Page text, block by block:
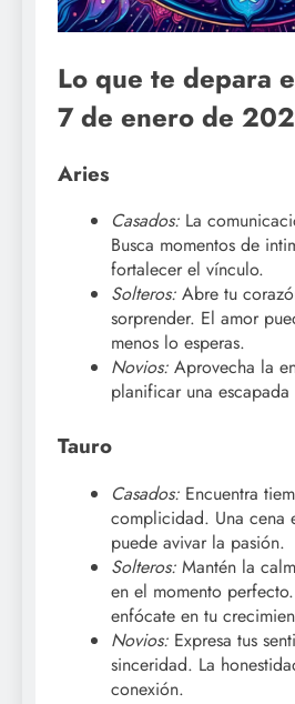
Lo que te depara
7 de enero de
Aries
Casados: La
Busca momentos de
fortalecer el vínculo.
Solteros: Abre tu
sorprender. El amor
menos lo esperas.
Novios: Aprovecha la
planificar una
Tauro
Casados: Encuentra
complicidad. Una cena
puede avivar la pasión.
Solteros: Mantén la
en el momento
enfócate en tu
Novios: Expresa tus
sinceridad. La
conexión.